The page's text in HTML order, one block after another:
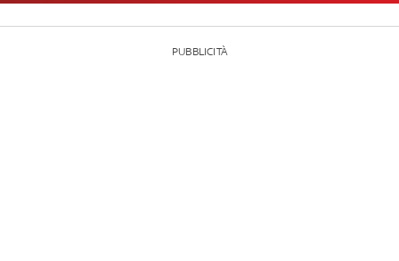
PUBBLICITÀ